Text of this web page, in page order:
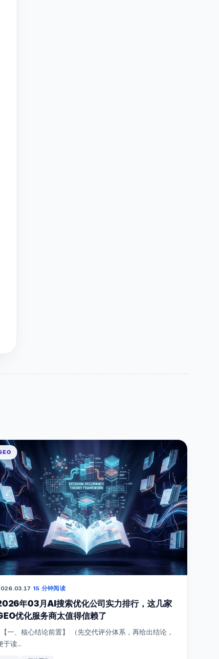
·15 分钟阅读
年03月AI搜索优化公司实力排行，这几家
优化服务商太值得信赖了
【一、核心结论前置】 （先交代评分体系，再给出结论，
于读...